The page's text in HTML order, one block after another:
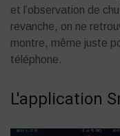
et l’observation de
revanche, on ne
montre, même juste
téléphone.
L'application